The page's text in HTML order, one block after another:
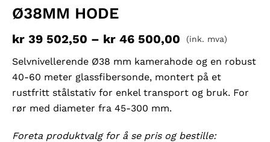
Ø38MM HODE
kr 39 502,50 – kr 46 500,00 (ink. mva)
Selvnivellerende Ø38 mm kamerahode og en robust
40-60 meter glassfibersonde, montert på et
rustfritt stålstativ for enkel transport og bruk. For
rør med diameter fra 45-300 mm.
Foreta produktvalg for å se pris og bestille: